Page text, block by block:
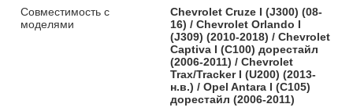
Совместимость с
моделями
Chevrolet Cruze I (J300) (08-
16) / Chevrolet Orlando I
(J309) (2010-2018) / Chevrolet
Captiva I (C100) дорестайл
(2006-2011) / Chevrolet
Trax/Tracker I (U200) (2013-
н.в.) / Opel Antara I (C105)
дорестайл (2006-2011)